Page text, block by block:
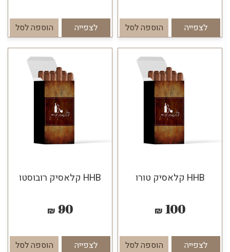
לצפייה הוספה לסל לצפייה הוספה לסל
HHB קלאסיק טורו
100
₪
לצפייה הוספה לסל
HHB קלאסיק רובוסטו
90
₪
לצפייה הוספה לסל